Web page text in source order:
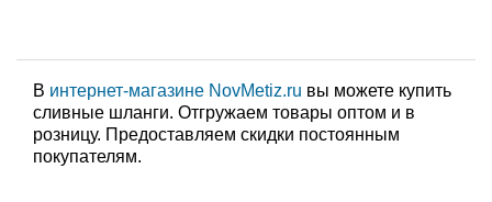
В интернет-магазине NovMetiz.ru вы можете купить
сливные шланги. Отгружаем товары оптом и в
розницу. Предоставляем скидки постоянным
покупателям.